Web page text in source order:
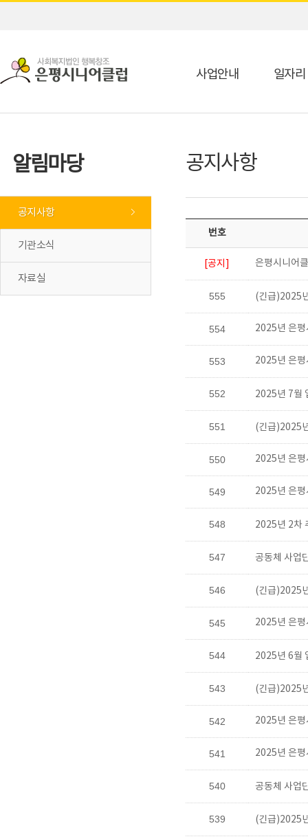
사업안내 일자
알림마당
공지사항
기관소식
자료실
공지사항
번호
[공지] 은평시니어
555 (긴급)2025
554 2025년 은평
553 2025년 은평
552 2025년 7월
551 (긴급)2025
550 2025년 은평
549 2025년 은평
548 2025년 2차
547 공동체 사업
546 (긴급)2025
545 2025년 은평
544 2025년 6월
543 (긴급)2025
542 2025년 은평
541 2025년 은평
540 공동체 사업
539 (긴급)2025